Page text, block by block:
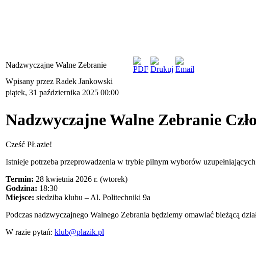
Nadzwyczajne Walne Zebranie
Wpisany przez Radek Jankowski
piątek, 31 października 2025 00:00
Nadzwyczajne Walne Zebranie
Cześć PŁazie!
Istnieje potrzeba przeprowadzenia w trybie pilnym wyborów
Termin: 28 kwietnia 2026 r. (wtorek)
Godzina: 18:30
Miejsce: siedziba klubu – Al. Politechniki 9a
Podczas nadzwyczajnego Walnego Zebrania będziemy omawiać bieżącą
W razie pytań: klub@plazik.pl